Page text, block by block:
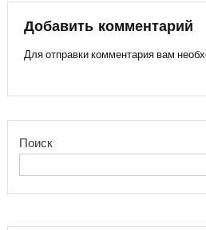
записям
Добавить комментарий
Для отправки комментария вам
Поиск